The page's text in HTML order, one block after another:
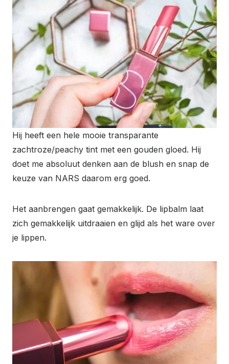
Hij heeft een hele mooie transparante
zachtroze/peachy tint met een gouden gloed. Hij
doet me absoluut denken aan de blush en snap de
keuze van NARS daarom erg goed.
Het aanbrengen gaat gemakkelijk. De lipbalm laat
zich gemakkelijk uitdraaien en glijd als het ware over
je lippen.